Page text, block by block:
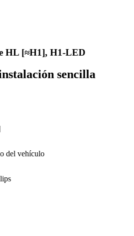
HL [≈H1], H1-LED
sencilla
del vehículo